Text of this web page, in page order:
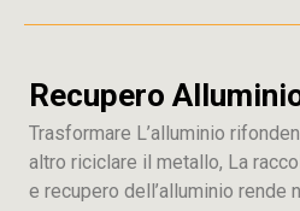
Recupero
Trasformare L’alluminio
altro riciclare il metallo, La
e recupero dell’alluminio rende